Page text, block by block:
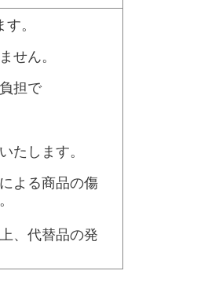
。
せん。
担で
たします。
よる商品の傷
、代替品の発